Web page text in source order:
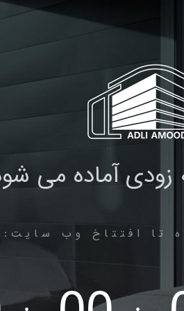
آماده می
تا افتتاخ وب سایت: